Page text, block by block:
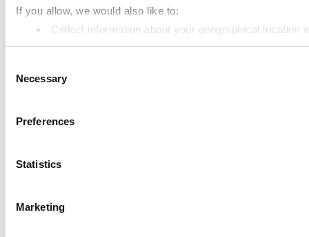
If you allow, we would also like to:
Collect information about your geographical
Identify your device by actively scanning it for
information about your use of our site with our social
Selection
Necessary
Preferences
Statistics
Marketing